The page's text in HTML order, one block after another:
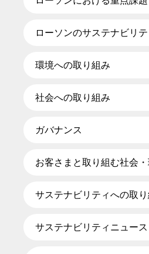
ローソンのサステナビリテ
環境への取り組み
社会への取り組み
ガバナンス
お客さまと取り組む社会
サステナビリティへの取
サステナビリティニュース